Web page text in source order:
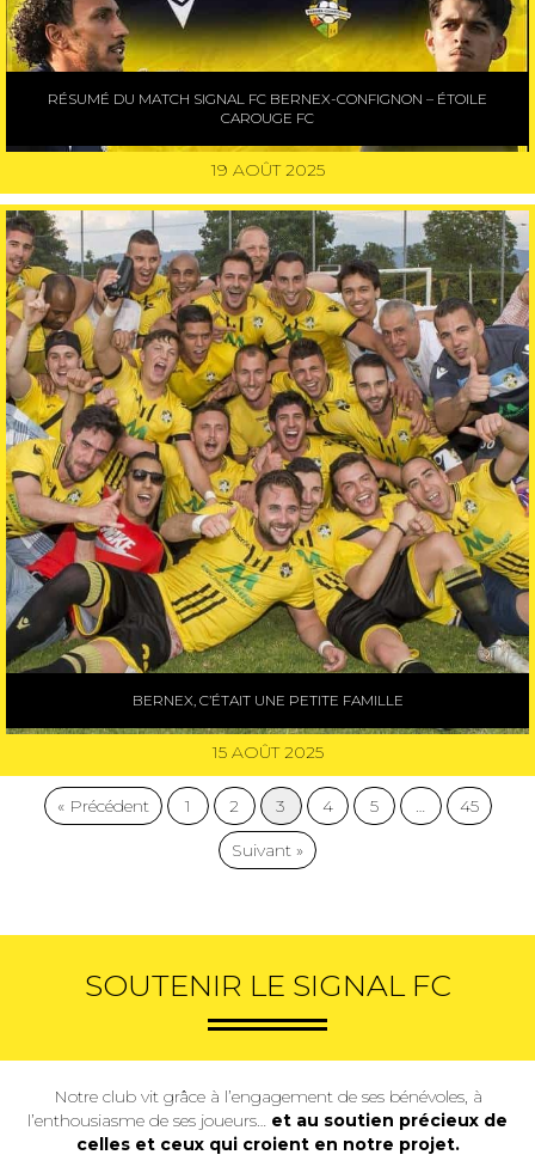
RÉSUMÉ DU MATCH SIGNAL FC BERNEX-CONFIGNON – ÉTOILE
CAROUGE FC
19 AOÛT 2025
BERNEX, C’ÉTAIT UNE PETITE FAMILLE
15 AOÛT 2025
« Précédent 1 2 3 4 5 … 45
Suivant »
SOUTENIR LE SIGNAL FC
Notre club vit grâce à l’engagement de ses bénévoles, à
l’enthousiasme de ses joueurs… et au soutien précieux de
celles et ceux qui croient en notre projet.